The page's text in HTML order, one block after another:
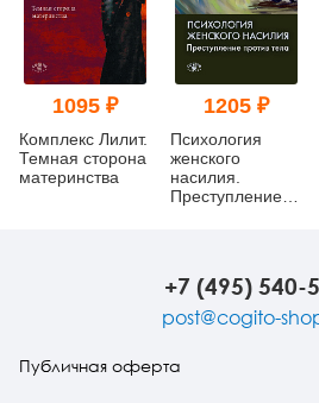
1095 ₽
Комплекс Лилит.
Темная сторона
материнства
1205 ₽
Психология
женского
насилия.
Преступление
+7 (495) 540-
post@cogito-
Публичная оферта